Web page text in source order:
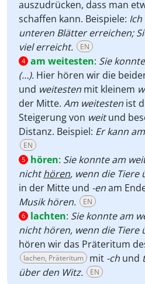
auszudrücken, dass man
schaffen kann. Beispiele:
unteren Blätter erreichen;
viel erreicht.
EN
4 am weitesten: Sie konnte
(…). Hier hören wir die
und weitesten mit kleinem w
der Mitte. Am weitesten ist
Steigerung von weitund
Distanz. Beispiel: Er kann
EN
5 hören: Sie konnte am
nichthören, wenn die Tiere
in der Mitte und -enam
Musik hören.
EN
6 lachten: Sie konnte am
nicht hören, wenn die Tiere
hören wir das Präteritum
lachen, Präteritum mit -ch und t
über den Witz.
EN